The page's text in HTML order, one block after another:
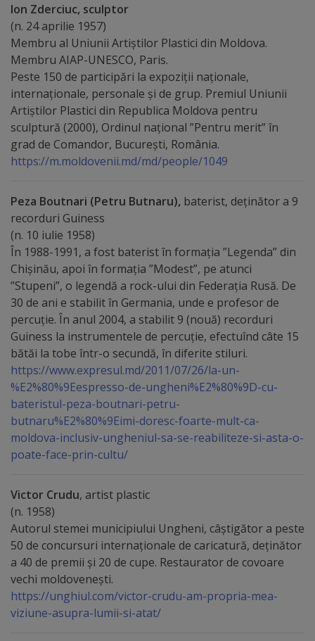
Comisii
de
specialitate
Regulamentul
Consiliului
Calitate
și
integritate
Servicii
Plăți
și
tarife
Înscrierea
copiilor
în
grădiniță/Plăți
Înterprinderi
municipale
Comgaz-
Plus
Modele
Ion Zderciuc, sculptor
(n. 24 aprilie 1957)
Membru al Uniunii Artiștilor Plastici din Moldova.
Membru AIAP-UNESCO, Paris.
Peste 150 de participări la expoziții naționale,
internaționale, personale și de grup. Premiul Uniunii
Artiștilor Plastici din Republica Moldova pentru
sculptură (2000), Ordinul național ”Pentru merit” în
grad de Comandor, București, România.
https://m.moldovenii.md/md/people/1049
Peza Boutnari (Petru Butnaru), baterist, deținător a 9
recorduri Guiness
(n. 10 iulie 1958)
În 1988-1991, a fost baterist în formaţia ”Legenda” din
Chișinău, apoi în formaţia ”Modest”, pe atunci
”Stupeni”, o legendă a rock-ului din Federația Rusă. De
30 de ani e stabilit în Germania, unde e profesor de
percuție. În anul 2004, a stabilit 9 (nouă) recorduri
Guiness la instrumentele de percuţie, efectuînd câte 15
bătăi la tobe într-o secundă, în diferite stiluri.
https://www.expresul.md/2011/07/26/la-un-
%E2%80%9Eespresso-de-ungheni%E2%80%9D-cu-
bateristul-peza-boutnari-petru-
butnaru%E2%80%9Eimi-doresc-foarte-mult-ca-
moldova-inclusiv-ungheniul-sa-se-reabiliteze-si-asta-o-
poate-face-prin-cultu/
Victor Crudu, artist plastic
(n. 1958)
Autorul stemei municipiului Ungheni, câștigător a peste
50 de concursuri internaționale de caricatură, deținător
a 40 de premii și 20 de cupe. Restaurator de covoare
vechi moldovenești.
https://unghiul.com/victor-crudu-am-propria-mea-
viziune-asupra-lumii-si-atat/